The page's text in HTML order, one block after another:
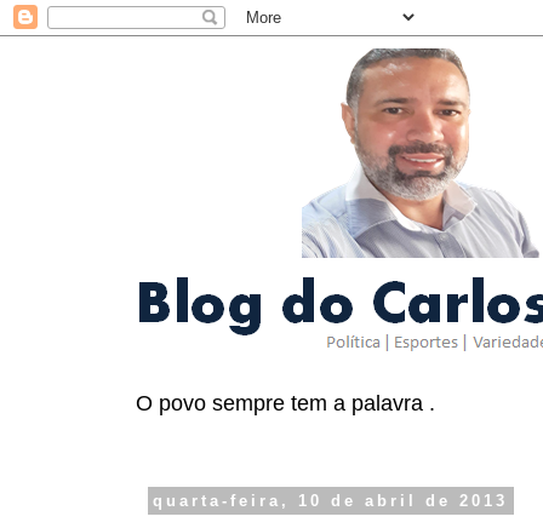
O povo sempre tem a palavra .
quarta-feira, 10 de abril de 2013